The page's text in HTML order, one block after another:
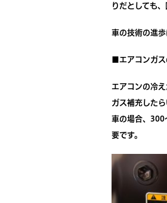
りだとしても
車の技術の進歩
■エアコンガ
エアコンの冷
ガス補充した
車の場合、300
要です。